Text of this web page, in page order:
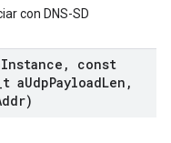
con DNS-SD
Instance ,
const
t aUdpPayloadLen ,